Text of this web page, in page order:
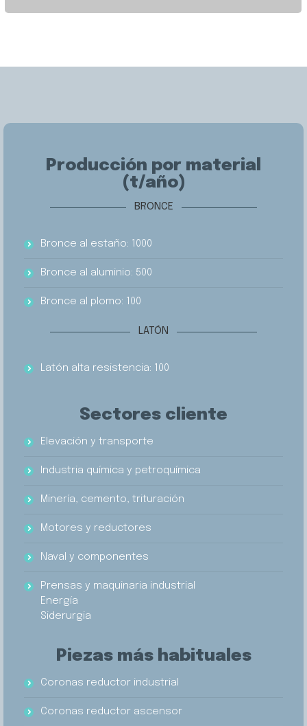
Producción por material
(t/año)
BRONCE
Bronce al estaño: 1000
Bronce al aluminio: 500
Bronce al plomo: 100
LATÓN
Latón alta resistencia: 100
Sectores cliente
Elevación y transporte
Industria química y petroquímica
Minería, cemento, trituración
Motores y reductores
Naval y componentes
Prensas y maquinaria industrial
Energía
Siderurgia
Piezas más habituales
Coronas reductor industrial
Coronas reductor ascensor